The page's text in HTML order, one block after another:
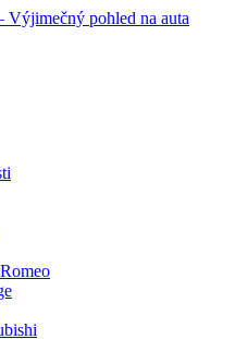
Výjimečný pohled na auta